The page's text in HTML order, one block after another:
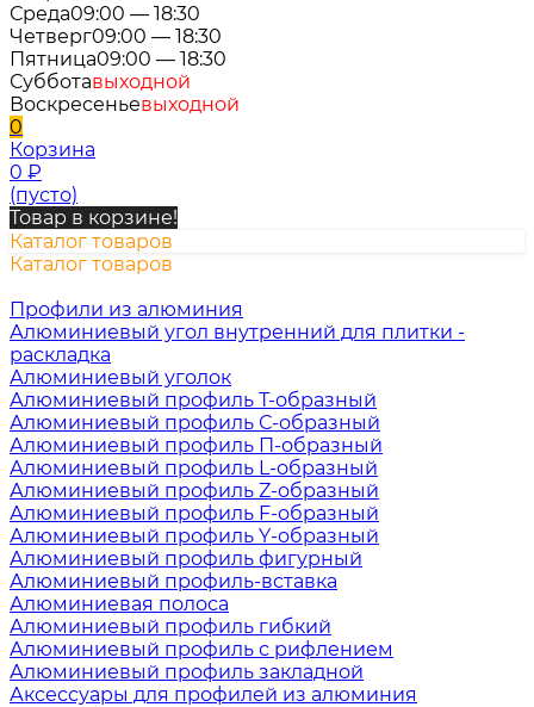
Среда09:00 — 18:30
Четверг09:00 — 18:30
Пятница09:00 — 18:30
Субботавыходной
Воскресеньевыходной
0
Корзина
0 ₽
(пусто)
Товар в корзине!
Каталог товаров
Каталог товаров
Профили из алюминия
Алюминиевый угол внутренний для плитки -
раскладка
Алюминиевый уголок
Алюминиевый профиль Т-образный
Алюминиевый профиль С-образный
Алюминиевый профиль П-образный
Алюминиевый профиль L-образный
Алюминиевый профиль Z-образный
Алюминиевый профиль F-образный
Алюминиевый профиль Y-образный
Алюминиевый профиль фигурный
Алюминиевый профиль-вставка
Алюминиевая полоса
Алюминиевый профиль гибкий
Алюминиевый профиль с рифлением
Алюминиевый профиль закладной
Аксессуары для профилей из алюминия